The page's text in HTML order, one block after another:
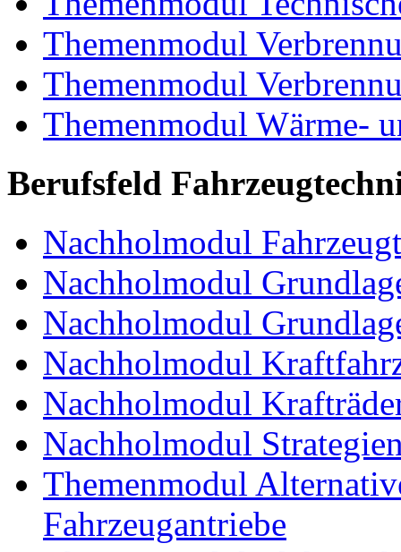
Themenmodul
Themenmodul
Themenmodul Wärme-
Berufsfeld
Nachholmodul
Nachholmodul
Nachholmodul
Nachholmodul
Nachholmodul
Nachholmodul
Themenmodul
Fahrzeugantriebe